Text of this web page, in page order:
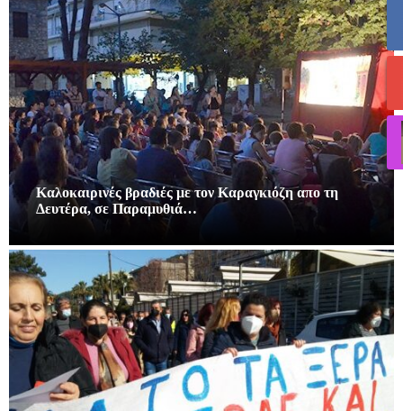
Καλοκαιρινές βραδιές με τον Καραγκιόζη απο τη
Δευτέρα, σε Παραμυθιά…